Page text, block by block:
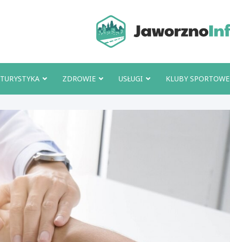
TURYSTYKA ZDROWIE USŁUGI KLUBY SPORTOWE